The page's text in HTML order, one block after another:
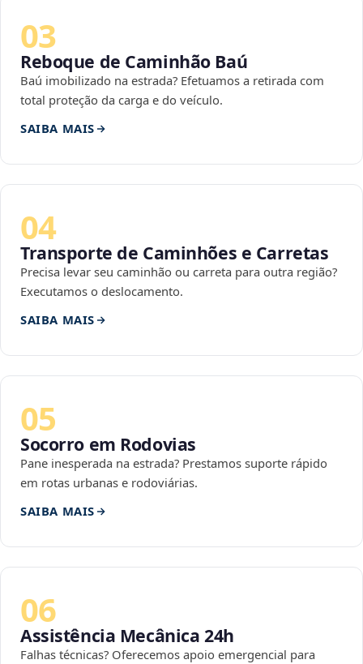
03
Reboque de Caminhão Baú
Baú imobilizado na estrada? Efetuamos a retirada com
total proteção da carga e do veículo.
SAIBA MAIS
04
Transporte de Caminhões e Carretas
Precisa levar seu caminhão ou carreta para outra região?
Executamos o deslocamento.
SAIBA MAIS
05
Socorro em Rodovias
Pane inesperada na estrada? Prestamos suporte rápido
em rotas urbanas e rodoviárias.
SAIBA MAIS
06
Assistência Mecânica 24h
Falhas técnicas? Oferecemos apoio emergencial para